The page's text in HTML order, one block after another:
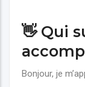
👋 Qui
Bonjour, je